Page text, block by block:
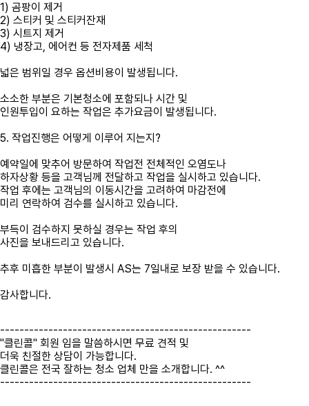
1) 곰팡이 제거
2) 스티커 및 스티커잔재
3) 시트지 제거
4) 냉장고, 에어컨 등 전자제품 세척
넓은 범위일 경우 옵션비용이 발생됩니다.
소소한 부분은 기본청소에 포함되나 시간 및
인원투입이 요하는 작업은 추가요금이 발생됩니다.
5. 작업진행은 어떻게 이루어 지는지?
예약일에 맞추어 방문하여 작업전 전체적인 오염도나
하자상황 등을 고객님께 전달하고 작업을 실시하고 있습니다.
작업 후에는 고객님의 이동시간을 고려하여 마감전에
미리 연락하여 검수를 실시하고 있습니다.
부득이 검수하지 못하실 경우는 작업 후의
사진을 보내드리고 있습니다.
추후 미흡한 부분이 발생시 AS는 7일내로 보장 받을 수 있습니다.
감사합니다.
----------------------------------------------------
"클린콜" 회원 임을 말씀하시면 무료 견적 및
더욱 친절한 상담이 가능합니다.
클린콜은 전국 잘하는 청소 업체 만을 소개합니다. ^^
----------------------------------------------------